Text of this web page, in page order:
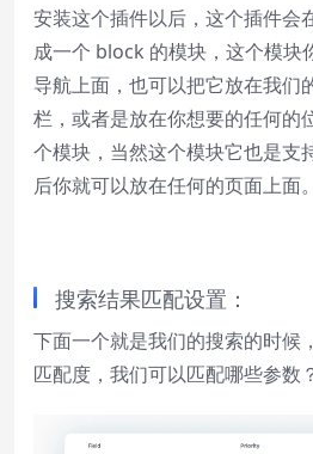
安装这个插件以后，这个插件会
成一个 block 的模块，这个模块
导航上面，也可以把它放在我们
栏，或者是放在你想要的任何的
个模块，当然这个模块它也是支
后你就可以放在任何的页面上面。
搜索结果匹配设置：
下面一个就是我们的搜索的时候
匹配度，我们可以匹配哪些参数